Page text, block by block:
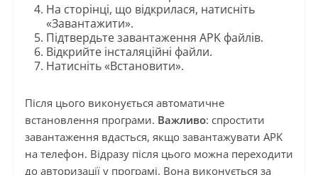
На сторінці, що відкрилася, натисніть
«Завантажити».
Підтвердьте завантаження APK файлів.
Відкрийте інсталяційні файли.
Натисніть «Встановити».
Після цього виконується автоматичне
встановлення програми. Важливо: спростити
завантаження вдасться, якщо завантажувати APK
на телефон. Відразу після цього можна переходити
до авторизації у програмі. Вона виконується за